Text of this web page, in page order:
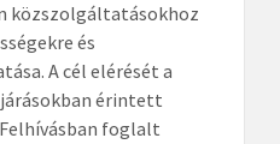
közszolgáltatásokhoz
és
A cél elérését a
járásokban érintett
foglalt